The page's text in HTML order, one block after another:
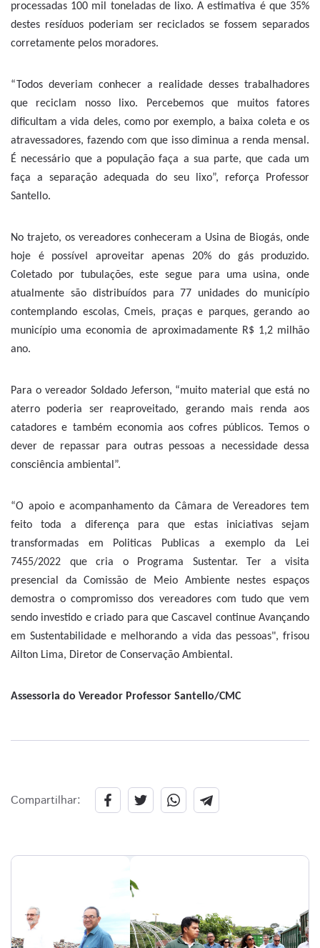
processadas 100 mil toneladas de lixo. A estimativa é que 35%
destes resíduos poderiam ser reciclados se fossem separados
corretamente pelos moradores.
“Todos deveriam conhecer a realidade desses trabalhadores
que reciclam nosso lixo. Percebemos que muitos fatores
dificultam a vida deles, como por exemplo, a baixa coleta e os
atravessadores, fazendo com que isso diminua a renda mensal.
É necessário que a população faça a sua parte, que cada um
faça a separação adequada do seu lixo”, reforça Professor
Santello.
No trajeto, os vereadores conheceram a Usina de Biogás, onde
hoje é possível aproveitar apenas 20% do gás produzido.
Coletado por tubulações, este segue para uma usina, onde
atualmente são distribuídos para 77 unidades do município
contemplando escolas, Cmeis, praças e parques, gerando ao
município uma economia de aproximadamente R$ 1,2 milhão
ano.
Para o vereador Soldado Jeferson, “muito material que está no
aterro poderia ser reaproveitado, gerando mais renda aos
catadores e também economia aos cofres públicos. Temos o
dever de repassar para outras pessoas a necessidade dessa
consciência ambiental”.
“O apoio e acompanhamento da Câmara de Vereadores tem
feito toda a diferença para que estas iniciativas sejam
transformadas em Politicas Publicas a exemplo da Lei
7455/2022 que cria o Programa Sustentar. Ter a visita
presencial da Comissão de Meio Ambiente nestes espaços
demostra o compromisso dos vereadores com tudo que vem
sendo investido e criado para que Cascavel continue Avançando
em Sustentabilidade e melhorando a vida das pessoas", frisou
Ailton Lima, Diretor de Conservação Ambiental.
Assessoria do Vereador Professor Santello/CMC
Compartilhar: